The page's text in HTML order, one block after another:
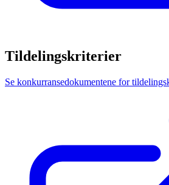
Tildelingskriterier
Se konkurransedokumentene for